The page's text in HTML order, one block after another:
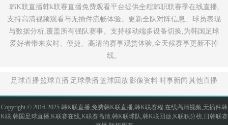
韩K联直播韩k联赛直播免费观看平台提供全程韩职联赛季在线直播,
支持高清视频观看与无插件流畅体验。更新全队对阵信息、球员表现
与数据分析,覆盖所有强队赛事。支持移动端多设备切换,为韩国足球
爱好者带来实时、便捷、高清的赛事观赏体验,全天候赛事更新不掉
线。
足球直播 篮球直播 足球录播 篮球回放 影像资料 时事新闻 其他直播
Copyright © 2016-2025 韩K联直播,免费韩K联直播,韩K联赛程,在线高清视频,无插件韩
K联,韩国足球直播,K联赛在线,K联赛高清,韩K联球队,韩K联回放,K联积分榜,日韩联赛